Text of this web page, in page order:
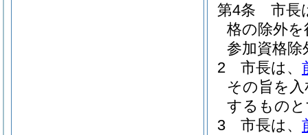
第4条
市長
格の除外
参加資格除
2
市長は、
その旨を
するもの
3
市長は、